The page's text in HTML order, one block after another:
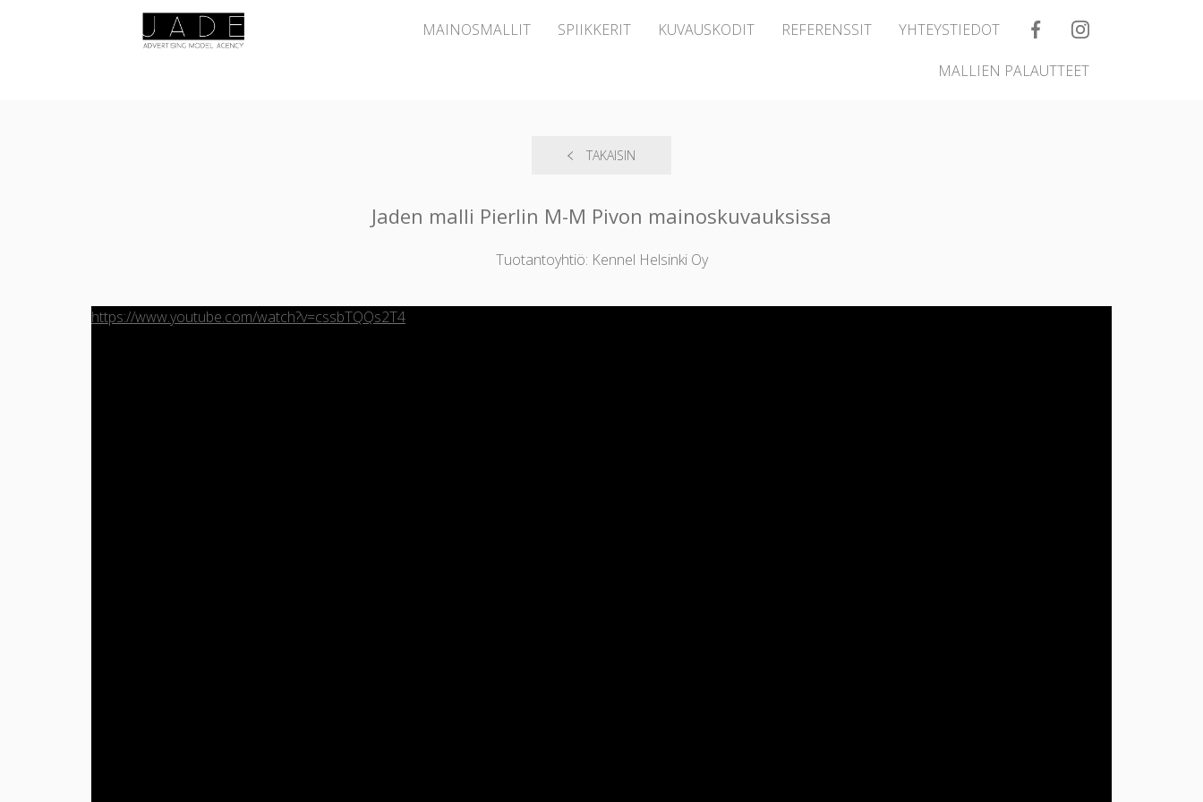
MAINOSMALLIT SPIIKKERIT KUVAUSKODIT REFERENSSIT YHTEYSTIEDOT
MALLIEN PALAUTTEET
TAKAISIN
Jaden malli Pierlin M-M Pivon mainoskuvauksissa
Tuotantoyhtiö: Kennel Helsinki Oy
https://www.youtube.com/watch?v=cssbTQQs2T4